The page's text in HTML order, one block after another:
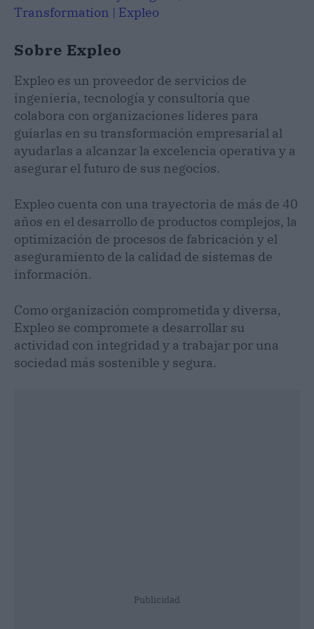
Transformation | Expleo
Sobre Expleo
Expleo es un proveedor de servicios de
ingeniería, tecnología y consultoría que
colabora con organizaciones líderes para
guiarlas en su transformación empresarial al
ayudarlas a alcanzar la excelencia operativa y a
asegurar el futuro de sus negocios.
Expleo cuenta con una trayectoria de más de 40
años en el desarrollo de productos complejos, la
optimización de procesos de fabricación y el
aseguramiento de la calidad de sistemas de
información.
Como organización comprometida y diversa,
Expleo se compromete a desarrollar su
actividad con integridad y a trabajar por una
sociedad más sostenible y segura.
Publicidad